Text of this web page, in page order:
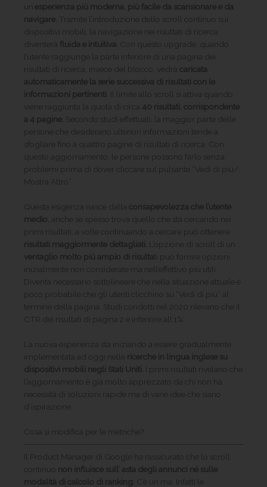
un’esperienza più moderna, più facile da scansionare e da
navigare. Tramite l’introduzione dello scroll continuo sui
dispositivi mobili, la navigazione nei risultati di ricerca
diventerà
fluida e intuitiva. Con questo upgrade, quando
l’utente raggiunge la parte inferiore di una pagina dei
risultati di ricerca, invece del blocco, vedrà caricata
automaticamente la serie successiva di risultati con le
informazioni pertinenti . Il limite allo scroll si attiva quando
viene raggiunta la quota di circa 40 risultati, corrispondente
a 4 pagine. Secondo studi effettuati, la maggior parte delle
persone che desiderano ulteriori informazioni tende a
sfogliare fino a quattro pagine di risultati di ricerca. Con
questo aggiornamento, le persone possono farlo senza
problemi prima di dover cliccare sul pulsante “Vedi di più/
Mostra Altro”.
Questa esigenza nasce dalla consapevolezza che l’utente
medio, anche se spesso trova quello che sta cercando nei
primi risultati, a volte continuando a cercare può ottenere
risultati maggiormente dettagliati. L’opzione di scroll di un
ventaglio molto più ampio di risultati può fornire opzioni
inizialmente non considerate ma nell’effettivo più utili.
Diventa necessario sottolineare che nella situazione attuale è
poco probabile che gli utenti clicchino su “Vedi di più” al
termine della pagina. Studi condotti nel 2020 rilevano che il
CTR dei risultati di pagina 2 è inferiore all’1%.
La nuova esperienza sta iniziando a essere gradualmente
implementata ad oggi nelle ricerche in lingua inglese su
dispositivi mobili negli Stati Uniti. I primi risultati rivelano che
l’aggiornamento è già molto apprezzato da chi non ha
necessità di soluzioni rapide ma di varie idee che siano
d’ispirazione.
Cosa si modifica per le metriche?
Il Product Manager di Google ha rassicurato che lo scroll
continuo non influisce sull’ asta degli annunci né sulle
modalità di calcolo di ranking . C’è un ma. Infatti le